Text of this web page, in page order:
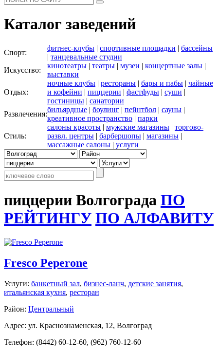
Каталог заведений
Спорт:
фитнес-клубы | спортивные площадки | бассейны
| танцевальные студии
Искусство:
кинотеатры | театры | музеи | концертные залы |
выставки
Отдых:
ночные клубы | рестораны | бары и пабы | чайные
и кофейни | пиццерии | фастфуды | суши |
гостиницы | санатории
Развлечения:
бильярдные | боулинг | пейнтбол | сауны |
креативное пространство | парки
Стиль:
салоны красоты | мужские магазины | торгово-
развл. центры | барбершопы | магазины |
массажные салоны | услуги
пиццерии Волгограда ПО
РЕЙТИНГУ ПО АЛФАВИТУ
Fresco Peperone
Услуги: банкетный зал, бизнес-ланч, детские занятия,
итальянская кухня, ресторан
Район: Центральный
Адрес: ул. Краснознаменская, 12, Волгоград
Телефон: (8442) 60-12-60, (962) 760-12-60